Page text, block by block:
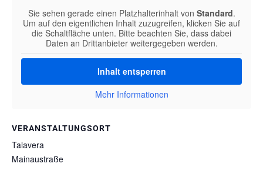
VERANSTALTUNGSORT
Talavera
Mainaustraße
Sie sehen gerade einen Platzhalterinhalt von Standard.
Um auf den eigentlichen Inhalt zuzugreifen, klicken Sie auf
die Schaltfläche unten. Bitte beachten Sie, dass dabei
Daten an Drittanbieter weitergegeben werden.
Inhalt entsperren
Mehr Informationen